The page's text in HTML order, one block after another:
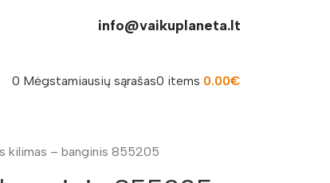
info@vaikuplaneta.lt
0 Mėgstamiausių sąrašas0 items 0.00€
kilimas – banginis 855205